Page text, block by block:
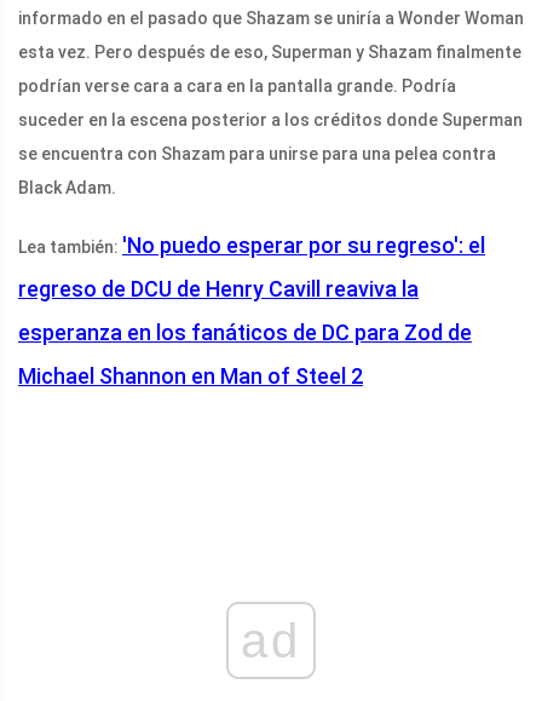
informado en el pasado que Shazam se uniría a Wonder Woman
esta vez. Pero después de eso, Superman y Shazam finalmente
podrían verse cara a cara en la pantalla grande. Podría
suceder en la escena posterior a los créditos donde Superman
se encuentra con Shazam para unirse para una pelea contra
Black Adam.
Lea también: 'No puedo esperar por su regreso': el
regreso de DCU de Henry Cavill reaviva la
esperanza en los fanáticos de DC para Zod de
Michael Shannon en Man of Steel 2
ad